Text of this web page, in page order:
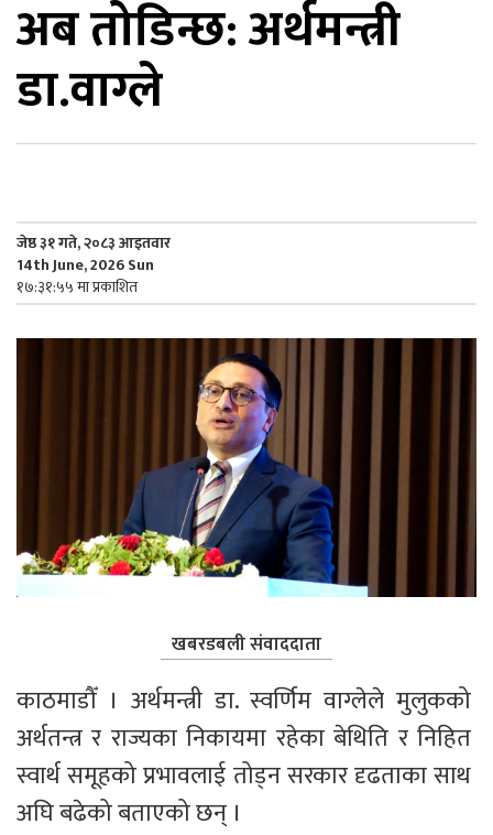
अब तोडिन्छ: अर्थमन्त्री
डा.वाग्ले
जेष्ठ ३१ गते, २०८३ आइतवार
14th June, 2026 Sun
१७:३१:५५ मा प्रकाशित
खबरडबली संवाददाता
काठमाडौँ । अर्थमन्त्री डा. स्वर्णिम वाग्लेले मुलुकको
अर्थतन्त्र र राज्यका निकायमा रहेका बेथिति र निहित
स्वार्थ समूहको प्रभावलाई तोड्न सरकार दृढताका साथ
अघि बढेको बताएको छन् ।